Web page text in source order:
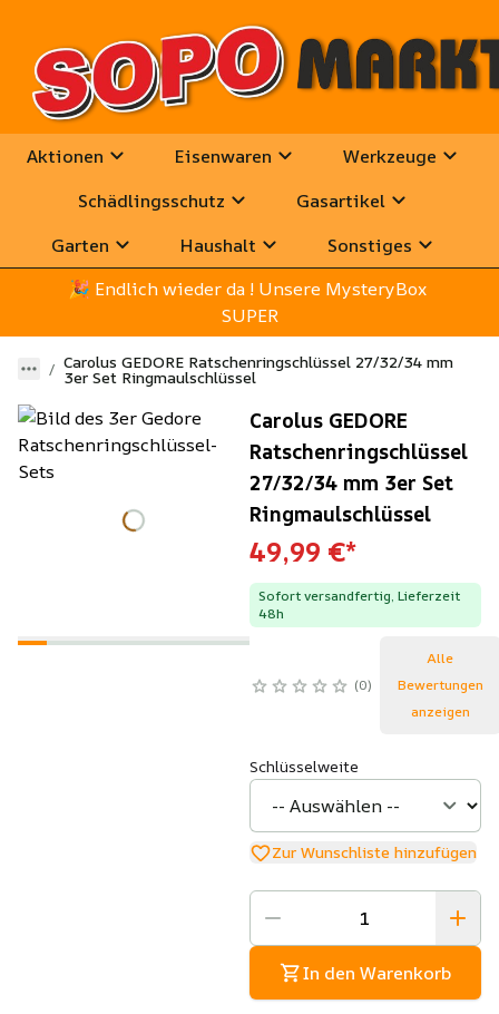
Aktionen Eisenwaren
Werkzeuge
Schädlingsschutz
Gasartikel
Garten
Haushalt
Sonstiges
🎉 Endlich wieder da ! Unsere MysteryBox
SUPER
Carolus GEDORE Ratschenringschlüssel 27/32/34 mm
3er Set Ringmaulschlüssel
Carolus GEDORE
Ratschenringschlüssel
27/32/34 mm 3er Set
Ringmaulschlüssel
49,99 €*
Sofort versandfertig, Lieferzeit
48h
0
Alle
Bewertungen
anzeigen
Schlüsselweite
Zur Wunschliste hinzufügen
In den Warenkorb